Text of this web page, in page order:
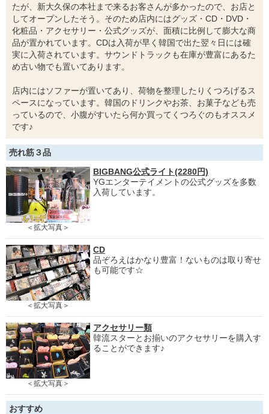
たが、新大久保の本社まで来るお客さんが多かったので、お店と
してオープンしたそう。そのため店内にはグッズ・CD・DVD・
化粧品・アクセサリー・公式グッズが、面積に比例して膨大な商
品が置かれています。CDは入荷が早く韓国で出た翌々日には確
実に入荷されています。サウンドトラックも在庫が豊富にあるた
め古い物でも置いてあります。
店内にはソファーが置いてあり、荷物を整理したりくつろげるス
ペースになっています。韓国のドリンクやお茶、お菓子なども売
っているので、小腹がすいたら何か買ってくつろぐのもオススメ
です♪
売れ筋３品
＜拡大写真＞
BIGBANG公式ライト(2280円)
YGエンターテイメントの公式グッズを多数
入荷しています。
＜拡大写真＞
CD
品ぞろえはかなり豊富！ないものは取り寄せ
も可能です☆
＜拡大写真＞
アクセサリー類
韓流スターとお揃いのアクセサリーを購入す
ることができます♪
おすすめ